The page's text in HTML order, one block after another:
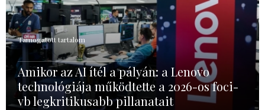
Támogatott tartalom
Amikor az AI ítél a pályán: a Lenovo
technológiája működtette a 2026-os foci-
vb legkritikusabb pillanatait